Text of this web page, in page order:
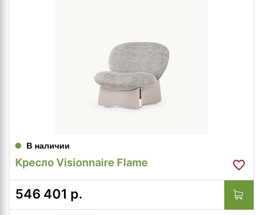
В наличии
Кресло Visionnaire Flame
546 401 р.